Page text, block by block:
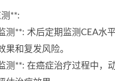
**:
测**: 术后定期监测CEA水
果和复发风险。
测**: 在癌症治疗过程中，